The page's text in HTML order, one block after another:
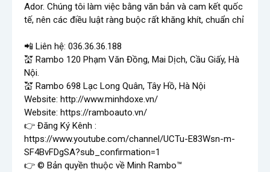
Ador. Chúng tôi làm việc bằng văn bản và cam kết quốc
tế, nên các điều luật ràng buộc rất khăng khít, chuẩn chỉ
📲 Liên hệ: 036.36.36.188
💒 Rambo 120 Phạm Văn Đồng, Mai Dịch, Cầu Giấy, Hà
Nội.
💒 Rambo 698 Lạc Long Quân, Tây Hồ, Hà Nội
Website: http://www.minhdoxe.vn/
Website: https://ramboauto.vn/
https://www.youtube.com/channel/UCTu-E83Wsn-m-
SF4BvFDgSA?sub_confirmation=1
👉 © Bản quyền thuộc về Minh Rambo™